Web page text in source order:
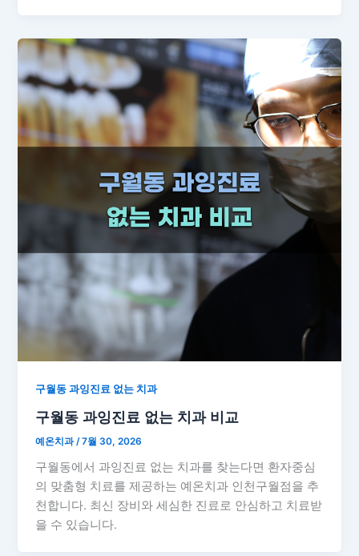
구월동 과잉진료 없는 치과
구월동 과잉진료 없는 치과 비교
예온치과 /7월 30, 2026
구월동에서 과잉진료 없는 치과를 찾는다면 환자중심
의 맞춤형 치료를 제공하는 예온치과 인천구월점을 추
천합니다. 최신 장비와 세심한 진료로 안심하고 치료받
을 수 있습니다.